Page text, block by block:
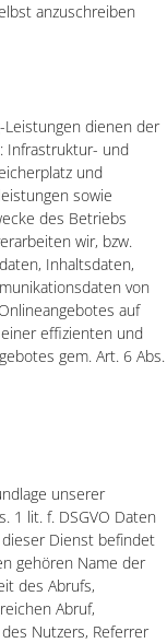
anzuschreiben
dienen der
Infrastruktur- und
und
sowie
des Betriebs
wir, bzw.
Inhaltsdaten,
von
auf
effizienten und
gem. Art. 6 Abs.
unserer
1 lit. f. DSGVO Daten
Dienst befindet
gehören Name der
des Abrufs,
Abruf,
Nutzers, Referrer